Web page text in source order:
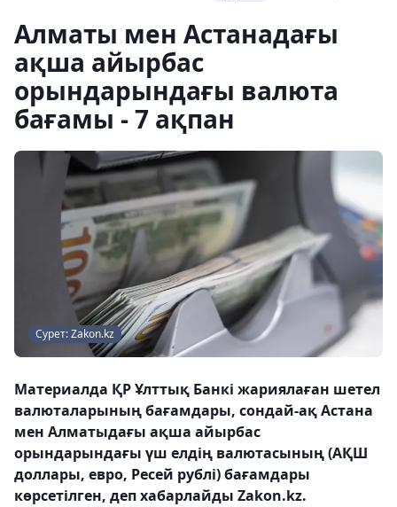
Алматы мен Астанадағы
ақша айырбас
орындарындағы валюта
бағамы - 7 ақпан
Сурет: Zakon.kz
Материалда ҚР Ұлттық Банкі жариялаған шетел
валюталарының бағамдары, сондай-ақ Астана
мен Алматыдағы ақша айырбас
орындарындағы үш елдің валютасының (АҚШ
доллары, евро, Ресей рублі) бағамдары
көрсетілген, деп хабарлайды Zakon.kz.